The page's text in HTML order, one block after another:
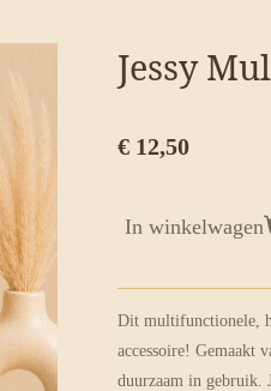
Jessy
€ 12,50
In winkelwagen
Dit multifunctionele,
accessoire! Gemaakt
duurzaam in gebruik.